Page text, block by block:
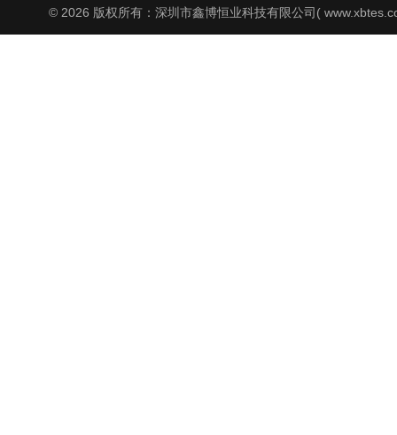
© 2026 版权所有：深圳市鑫博恒业科技有限公司(